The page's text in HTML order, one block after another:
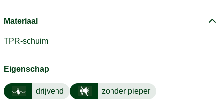
Materiaal
TPR-schuim
Eigenschap
drijvend zonder pieper